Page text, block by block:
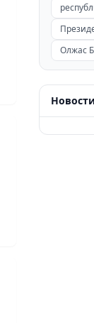
Олжас